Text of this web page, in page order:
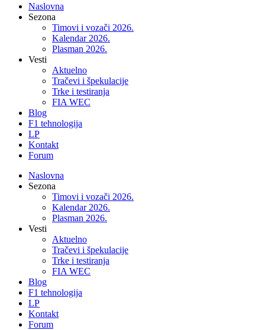
Naslovna
Sezona
Timovi i vozači 2026.
Kalendar 2026.
Plasman 2026.
Vesti
Aktuelno
Tračevi i špekulacije
Trke i testiranja
FIA WEC
Blog
F1 tehnologija
LP
Kontakt
Forum
Naslovna
Sezona
Timovi i vozači 2026.
Kalendar 2026.
Plasman 2026.
Vesti
Aktuelno
Tračevi i špekulacije
Trke i testiranja
FIA WEC
Blog
F1 tehnologija
LP
Kontakt
Forum